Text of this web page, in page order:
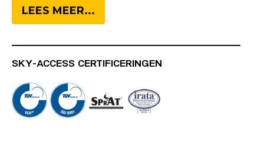
LEES MEER...
SKY-ACCESS CERTIFICERINGEN